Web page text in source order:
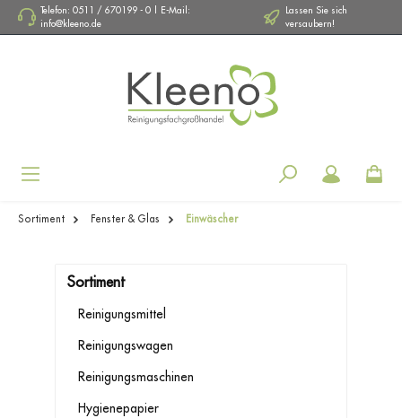
Telefon: 0511 / 670199 - 0 | E-Mail:
info@kleeno.de
Lassen Sie sich
versaubern!
Sortiment Fenster & Glas Einwäscher
Sortiment
Reinigungsmittel
Reinigungswagen
Reinigungsmaschinen
Hygienepapier